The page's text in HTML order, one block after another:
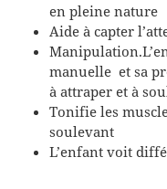
en pleine nature
Aide à capter
manuelle et sa
à attraper et à
Tonifie les
soulevant
L’enfant voit